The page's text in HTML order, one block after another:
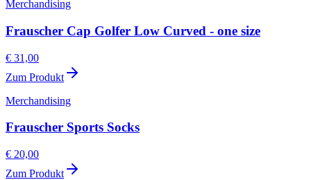
Merchandising
Frauscher Cap Golfer Low Curved - one size
€ 31,00
Zum Produkt
Merchandising
Frauscher Sports Socks
€ 20,00
Zum Produkt